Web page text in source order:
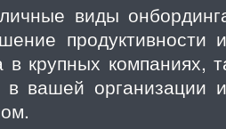
виды
крупных компаниях,
вашей организации